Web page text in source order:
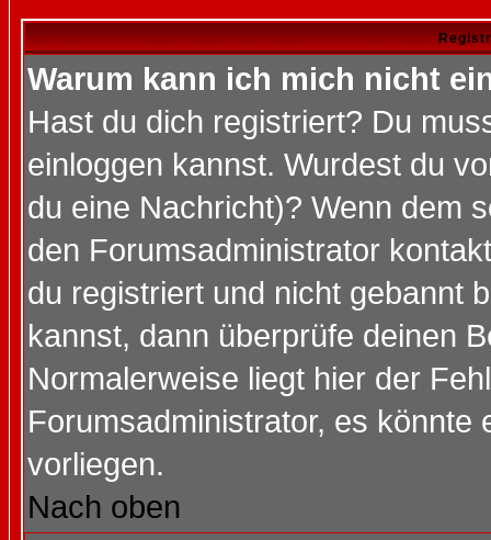
Warum kann ich mich nicht
Hast du dich registriert? Du
einloggen kannst. Wurdest du
du eine Nachricht)? Wenn dem
den Forumsadministrator
du registriert und nicht gebannt
kannst, dann überprüfe deinen
Normalerweise liegt hier der
Forumsadministrator, es könnte
vorliegen.
Nach oben